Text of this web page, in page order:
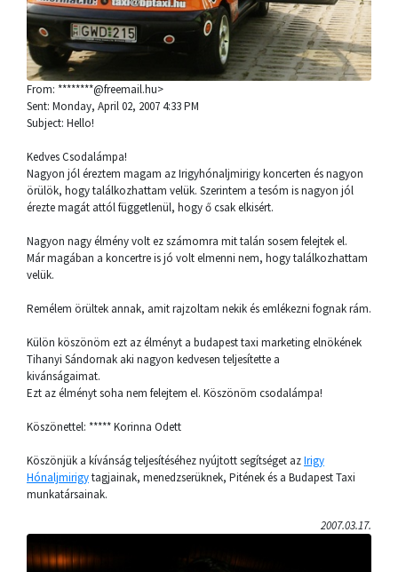
From: ********@freemail.hu>
Sent: Monday, April 02, 2007 4:33 PM
Subject: Hello!
Kedves Csodalámpa!
Nagyon jól éreztem magam az Irigyhónaljmirigy koncerten és nagyon
örülök, hogy találkozhattam velük. Szerintem a tesóm is nagyon jól
érezte magát attól függetlenül, hogy ő csak elkisért.
Nagyon nagy élmény volt ez számomra mit talán sosem felejtek el.
Már magában a koncertre is jó volt elmenni nem, hogy találkozhattam
velük.
Remélem örültek annak, amit rajzoltam nekik és emlékezni fognak rám.
Külön köszönöm ezt az élményt a budapest taxi marketing elnökének
Tihanyi Sándornak aki nagyon kedvesen teljesítette a
kivánságaimat.
Ezt az élményt soha nem felejtem el. Köszönöm csodalámpa!
Köszönettel: ***** Korinna Odett
Köszönjük a kívánság teljesítéséhez nyújtott segítséget azIrigy
Hónaljmirigytagjainak, menedzserüknek, Pitének és a Budapest Taxi
munkatársainak.
2007.03.17.